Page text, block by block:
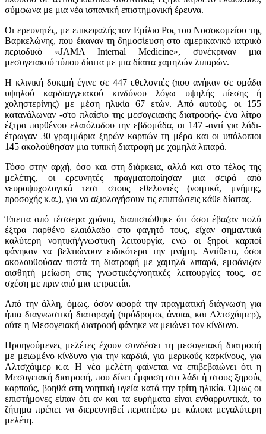
σύμφωνα με μια νέα ισπανική επιστημονική έρευνα.
Οι ερευνητές, με επικεφαλής τον Εμίλιο Ρος του Νοσοκομείου της
Βαρκελώνης, που έκαναν τη δημοσίευση στο αμερικανικό ιατρικό
περιοδικό «JAMA Internal Medicine», συνέκριναν μια
μεσογειακού τύπου δίαιτα με μια δίαιτα χαμηλών λιπαρών.
Η κλινική δοκιμή έγινε σε 447 εθελοντές (που ανήκαν σε ομάδα
υψηλού καρδιαγγειακού κινδύνου λόγω υψηλής πίεσης ή
χοληστερίνης) με μέση ηλικία 67 ετών. Από αυτούς, οι 155
κατανάλωναν -στο πλαίσιο της μεσογειακής διατροφής- ένα λίτρο
έξτρα παρθένου ελαιόλαδου την εβδομάδα, οι 147 -αντί για λάδι-
έτρωγαν 30 γραμμάρια ξηρών καρπών τη μέρα και οι υπόλοιποι
145 ακολούθησαν μια τυπική διατροφή με χαμηλά λιπαρά.
Τόσο στην αρχή, όσο και στη διάρκεια, αλλά και στο τέλος της
μελέτης, οι ερευνητές πραγματοποίησαν μια σειρά από
νευροψυχολογικά τεστ στους εθελοντές (νοητικά, μνήμης,
προσοχής κ.α.), για να αξιολογήσουν τις επιπτώσεις κάθε δίαιτας.
Έπειτα από τέσσερα χρόνια, διαπιστώθηκε ότι όσοι έβαζαν πολύ
έξτρα παρθένο ελαιόλαδο στο φαγητό τους, είχαν σημαντικά
καλύτερη νοητική/γνωστική λειτουργία, ενώ οι ξηροί καρποί
φάνηκαν να βελτιώνουν ειδικότερα την μνήμη. Αντίθετα, όσοι
ακολουθούσαν πιστά τη διατροφή με χαμηλά λιπαρά, εμφάνιζαν
αισθητή μείωση στις γνωστικές/νοητικές λειτουργίες τους, σε
σχέση με πριν από μια τετραετία.
Από την άλλη, όμως, όσον αφορά την πραγματική διάγνωση για
ήπια διαγνωστική διαταραχή (πρόδρομος άνοιας και Αλτσχάιμερ),
ούτε η Μεσογειακή διατροφή φάνηκε να μειώνει τον κίνδυνο.
Προηγούμενες μελέτες έχουν συνδέσει τη μεσογειακή διατροφή
με μειωμένο κίνδυνο για την καρδιά, για μερικούς καρκίνους, για
Αλτσχάιμερ κ.α. Η νέα μελέτη φαίνεται να επιβεβαιώνει ότι η
Μεσογειακή διατροφή, που δίνει έμφαση στο λάδι ή στους ξηρούς
καρπούς, βοηθά στη νοητική υγεία κατά την τρίτη ηλικία. Όμως οι
επιστήμονες είπαν ότι αν και τα ευρήματα είναι ενθαρρυντικά, το
ζήτημα πρέπει να διερευνηθεί περαιτέρω με κάποια μεγαλύτερη
μελέτη.